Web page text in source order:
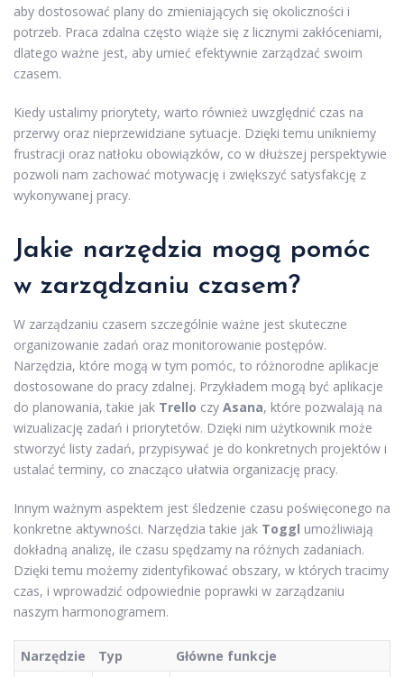
aby dostosować plany do zmieniających się okoliczności i
potrzeb. Praca zdalna często wiąże się z licznymi zakłóceniami,
dlatego ważne jest, aby umieć efektywnie zarządzać swoim
czasem.
Kiedy ustalimy priorytety, warto również uwzględnić czas na
przerwy oraz nieprzewidziane sytuacje. Dzięki temu unikniemy
frustracji oraz natłoku obowiązków, co w dłuższej perspektywie
pozwoli nam zachować motywację i zwiększyć satysfakcję z
wykonywanej pracy.
Jakie narzędzia mogą pomóc
w zarządzaniu czasem?
W zarządzaniu czasem szczególnie ważne jest skuteczne
organizowanie zadań oraz monitorowanie postępów.
Narzędzia, które mogą w tym pomóc, to różnorodne aplikacje
dostosowane do pracy zdalnej. Przykładem mogą być aplikacje
do planowania, takie jak Trello czy Asana, które pozwalają na
wizualizację zadań i priorytetów. Dzięki nim użytkownik może
stworzyć listy zadań, przypisywać je do konkretnych projektów i
ustalać terminy, co znacząco ułatwia organizację pracy.
Innym ważnym aspektem jest śledzenie czasu poświęconego na
konkretne aktywności. Narzędzia takie jak Toggl umożliwiają
dokładną analizę, ile czasu spędzamy na różnych zadaniach.
Dzięki temu możemy zidentyfikować obszary, w których tracimy
czas, i wprowadzić odpowiednie poprawki w zarządzaniu
naszym harmonogramem.
Narzędzie Typ Główne funkcje